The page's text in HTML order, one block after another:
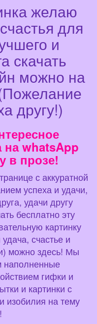
желаю
для
и
скачать
можно на
другу!)
на whatsApp
в прозе!
с аккуратной
успеха и удачи,
удачи другу
бесплатно эту
картинку
счастье и
можно здесь! Мы
наполненные
гифки и
и картинки с
изобилия на тему